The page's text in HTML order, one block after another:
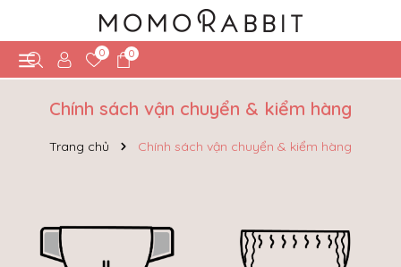
0 0
Chính sách vận chuyển & kiểm hàng
Trang chủ Chính sách vận chuyển & kiểm hàng